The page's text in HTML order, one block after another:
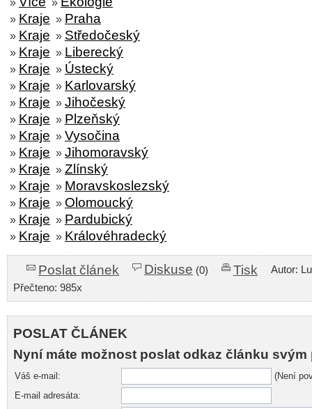
» Kraje » Praha
» Kraje » Středočeský
» Kraje » Liberecký
» Kraje » Ústecký
» Kraje » Karlovarský
» Kraje » Jihočeský
» Kraje » Plzeňský
» Kraje » Vysočina
» Kraje » Jihomoravský
» Kraje » Zlínský
» Kraje » Moravskoslezský
» Kraje » Olomoucký
» Kraje » Pardubický
» Kraje » Královéhradecký
Poslat článek Diskuse (0) Tisk
Autor:
Přečteno: 985x
POSLAT ČLÁNEK
Nyní máte možnost poslat odkaz článku svým
Váš e-mail:
(Není
E-mail adresáta: